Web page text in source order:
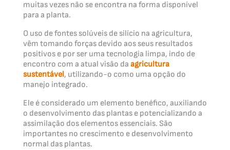
muitas vezes não se encontra na forma disponível
para a planta.
O uso de fontes solúveis de silício na agricultura,
vêm tomando forças devido aos seus resultados
positivos e por ser uma tecnologia limpa, indo de
encontro com a atual visão da agricultura
sustentável, utilizando-o como uma opção do
manejo integrado.
Ele é considerado um elemento benéfico, auxiliando
o desenvolvimento das plantas e potencializando a
assimilação dos elementos essenciais. São
importantes no crescimento e desenvolvimento
normal das plantas.